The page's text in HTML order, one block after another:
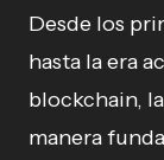
Desde los
hasta la era
blockchain,
manera